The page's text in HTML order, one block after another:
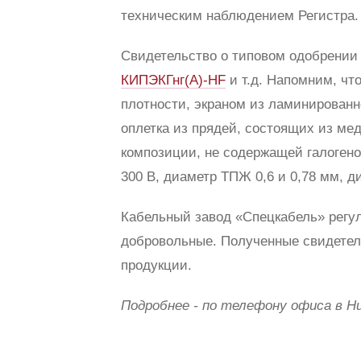
техническим наблюдением Регистра.
Свидетельство о типовом
КИПЭКГнг(А)-HF и т.д. Напомним,
плотности, экраном из
оплетка из прядей, состоящих из
композиции, не содержащей
300 В, диаметр ТПЖ 0,6 и 0,78 мм,
Кабельный завод «Спецкабель»
добровольные. Полученные
продукции.
Подробнее - по телефону офиса в